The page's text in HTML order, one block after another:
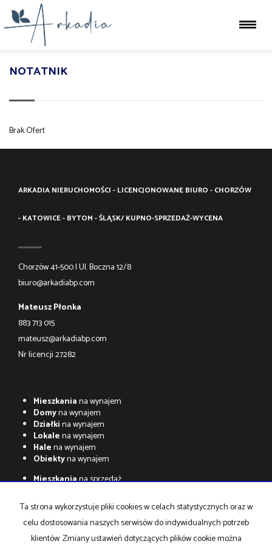
NOTATNIK
Brak Ofert
ARKADIA NIERUCHOMOŚCI - LICENCJONOWANE BIURO - CHORZÓW
- KATOWICE - BYTOM - ŚLĄSK/ KUPNO-SPRZEDAŻ-WYCENA
Chorzów 41-500 | Ul. Boczna 12/8
biuro@arkadiabp.com
Mateusz Płonka
883 713 015
mateusz@arkadiabp.com
Nr licencji 27282
Mieszkaniana wynajem
Domyna wynajem
Działkina wynajem
Lokalena wynajem
Halena wynajem
Obiektyna wynajem
Mieszkaniana sprzedaż
Działkina sprzedaż
Lokalena sprzedaż
Halena sprzedaż
Obiektyna sprzedaż
Ta strona wykorzystuje pliki cookies w celach statystycznych oraz w
celu dostosowania naszych serwisów do indywidualnych potrzeb
klientów. Zmiany ustawień dotyczących plików cookie można